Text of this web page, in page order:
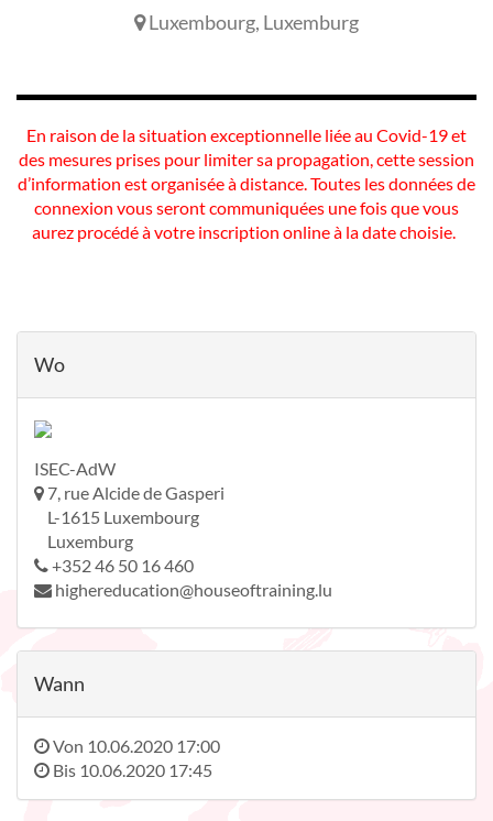
Luxembourg, Luxemburg
En raison de la situation exceptionnelle liée au Covid-19 et
des mesures prises pour limiter sa propagation, cette session
d’information est organisée à distance. Toutes les données de
connexion vous seront communiquées une fois que vous
aurez procédé à votre inscription online à la date choisie.
Wo
ISEC-AdW
7, rue Alcide de Gasperi
L-1615 Luxembourg
Luxemburg
+352 46 50 16 460
highereducation@houseoftraining.lu
Wann
Von 10.06.2020 17:00
Bis 10.06.2020 17:45